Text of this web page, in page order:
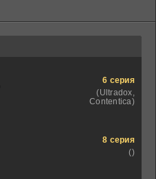
6 серия
(Ultradox,
Contentica)
8 серия
()